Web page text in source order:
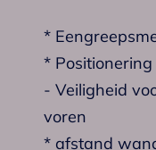
*
*
- Veiligheid
voren
* afstand